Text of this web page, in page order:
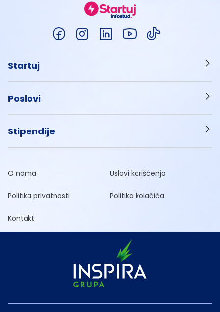
Startuj
Poslovi
Stipendije
O nama Uslovi korišćenja
Politika privatnosti Politika kolačića
Kontakt